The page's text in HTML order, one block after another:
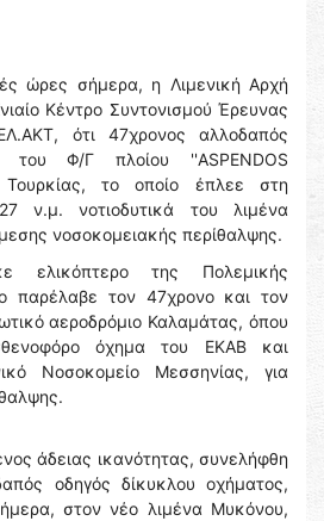
ώρες σήμερα, η Λιμενική Αρχή
Κέντρο Συντονισμού Έρευνας
ότι 47χρονος αλλοδαπός
του Φ/Γ πλοίου ''ASPENDOS
Τουρκίας, το οποίο έπλεε στη
ν.μ. νοτιοδυτικά του λιμένα
νοσοκομειακής περίθαλψης.
ελικόπτερο της Πολεμικής
παρέλαβε τον 47χρονο και τον
αεροδρόμιο Καλαμάτας, όπου
όχημα του ΕΚΑΒ και
Νοσοκομείο Μεσσηνίας, για
άδειας ικανότητας, συνελήφθη
οδηγός δίκυκλου οχήματος,
στον νέο λιμένα Μυκόνου,